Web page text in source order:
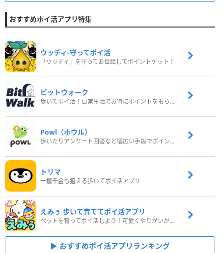
おすすめポイ活アプリ特集
ウッディ‐守ってポイ活
「ウッディ」を守ってお世話してポイントゲット！
ビットウォーク
歩いてポイ活！日常生活でお得にポイントをもらおう
Powl（ポウル）
歩いたりアンケート回答など幅広い手段でポイントをゲット
トリマ
一攫千金も狙える歩いてポイ活アプリ
えみぅ 歩いて育ててポイ活アプリ
ペットを育ってポイ活しよう！可愛くやりがいがある新感覚アプリ
おすすめポイ活アプリランキング